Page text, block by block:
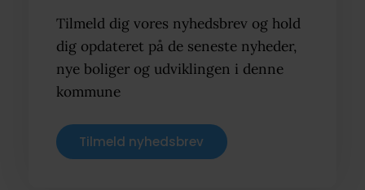
Tilmeld dig vores nyhedsbrev og hold
dig opdateret på de seneste nyheder,
nye boliger og udviklingen i denne
kommune
Tilmeld nyhedsbrev